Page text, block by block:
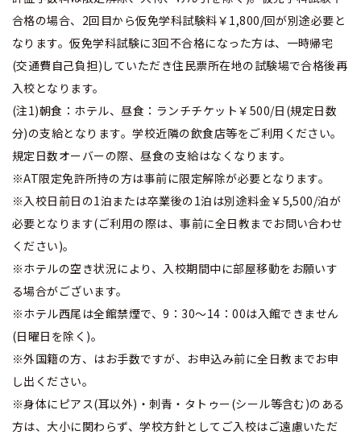
合格の場合、2回目から仮免学科試験料￥1,800/回が別途必要と
なります。仮免学科試験に3回不合格になった方は、一時帰宅
(交通費自己負担)していただき住民票所在地の試験場で合格後再
入校となります。
(注1)朝食：ホテル、昼食：ランチチケット￥500/日(規定日数
分)の支給となります。学校近隣の飲食店等をご利用ください。
規定日数オーバーの際、昼食の支給はなくなります。
※AT限定免許所持の方は事前に限定解除が必要となります。
※入校日前日の1泊または卒業後の1泊は別途料金￥5,500/泊が
必要となります(ご利用の際は、事前に全日教までお問い合わせ
ください)。
※ホテルの空き状況により、入校期間中に部屋移動をお願いす
る場合がございます。
※ホテル西尾は全館禁煙で、9：30～14：00は入館できません
(日曜日を除く)。
※外国籍の方、はお手数ですが、お申込み前に全日教までお申
し出ください。
※身体にピアス(耳以外)・刺青・タトゥー(シール等含む)のある
方は、大小に関わらず、学校方針としてご入校はご遠慮いただ